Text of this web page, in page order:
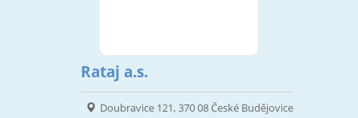
Rataj a.s.
Doubravice 121, 370 08 České Budějovice